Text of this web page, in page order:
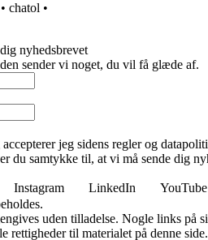
• chatol •
nyhedsbrevet
sender vi noget, du vil få glæde af.
jeg sidens regler og
du samtykke til, at vi må sende dig
Instagram LinkedIn YouTube
uden tilladelse. Nogle links på
rettigheder til materialet på denne